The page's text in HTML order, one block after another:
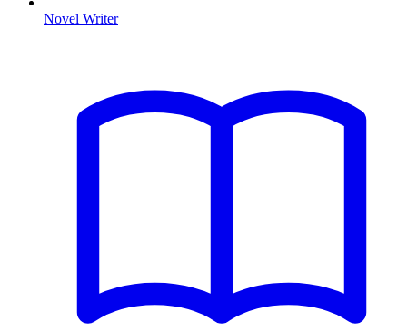
Novel Writer